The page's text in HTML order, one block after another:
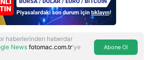
haberlerinden haberdar
Newsfotomac.com.tr'ye
Abone Ol